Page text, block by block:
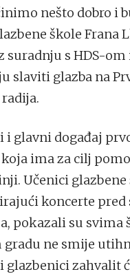
nešto dobro i
škole Frana
suradnju s HDS-om
slaviti glazba na
i glavni događaj
ima za cilj
Učenici
koncerte
pokazali su
gradu ne smije
zahvalit